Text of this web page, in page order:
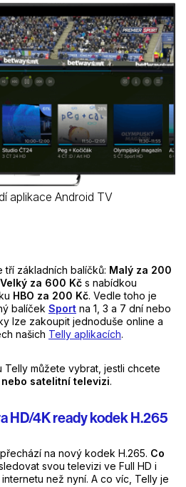
aplikace Android TV
tří základních balíčků: Malý za 200
za 600 Kč s nabídkou
HBO za 200 Kč. Vedle toho je
balíček Sport na 1, 3 a 7 dní nebo
lze zakoupit jednoduše online a
našich Telly aplikacích.
můžete vybrat, jestli chcete
satelitní televizi.
HD/4K ready kodek H.265
na nový kodek H.265. Co
svou televizi ve Full HD i
než nyní. A co víc, Telly je